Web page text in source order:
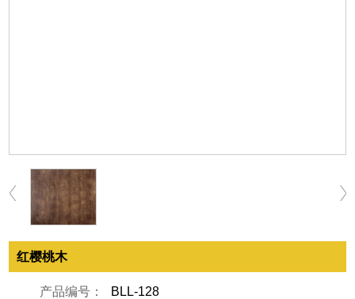
红樱桃木
产品编号： BLL-128